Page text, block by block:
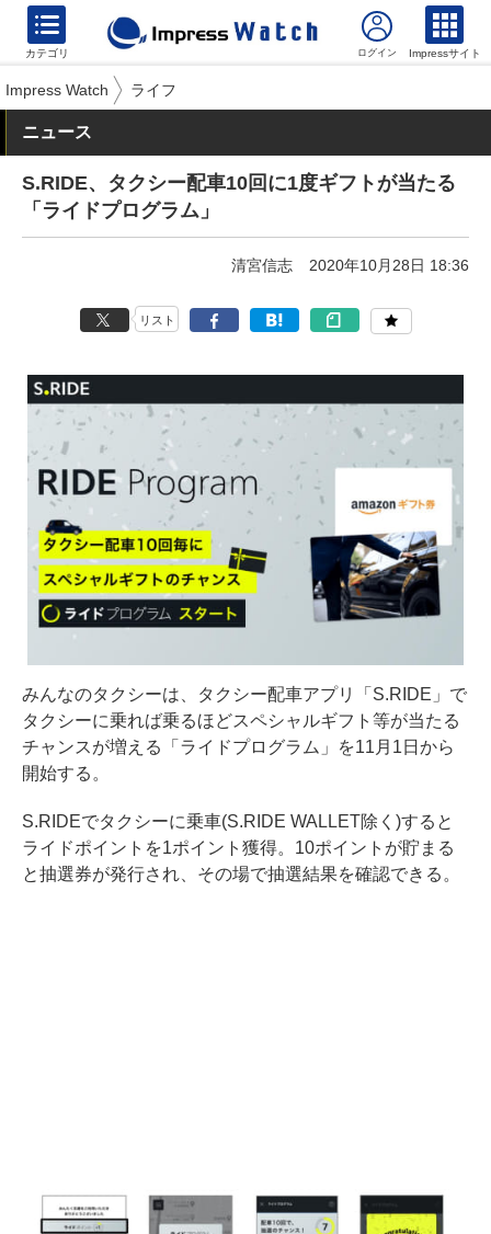
カテゴリ Impressサイト
Impress Watch ライフ
ニュース
S.RIDE、タクシー配車10回に1度ギフトが当たる
「ライドプログラム」
清宮信志 2020年10月28日 18:36
リスト
みんなのタクシーは、タクシー配車アプリ「S.RIDE」で
タクシーに乗れば乗るほどスペシャルギフト等が当たる
チャンスが増える「ライドプログラム」を11月1日から
開始する。
S.RIDEでタクシーに乗車(S.RIDE WALLET除く)すると
ライドポイントを1ポイント獲得。10ポイントが貯まる
と抽選券が発行され、その場で抽選結果を確認できる。